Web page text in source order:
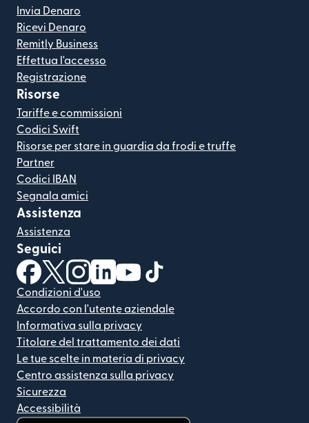
Invia Denaro
Ricevi Denaro
Remitly Business
Effettua l'accesso
Registrazione
Risorse
Tariffe e commissioni
Codici Swift
Risorse per stare in guardia da frodi e truffe
Partner
Codici IBAN
Segnala amici
Assistenza
Assistenza
Seguici
(si apre in una nuova finestra)
(si apre in una nuova finestra)
(si apre in una nuova finestra)
(si apre in una nuova finestra)
(si apre in una nuova finestra)
Condizioni d'uso
Accordo con l'utente aziendale
Informativa sulla privacy
Titolare del trattamento dei dati
Le tue scelte in materia di privacy
Centro assistenza sulla privacy
Sicurezza
Accessibilità